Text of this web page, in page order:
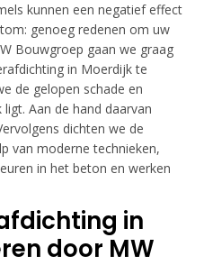
kunnen een negatief effect
genoeg redenen om uw
Bouwgroep gaan we graag
in Moerdijk te
de gelopen schade en
Aan de hand daarvan
dichten we de
van moderne technieken,
in het beton en werken
in
door MW